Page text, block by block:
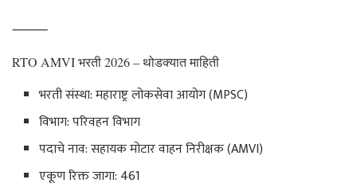
⸻
RTO AMVI भरती 2026 – थोडक्यात माहिती
भरती संस्था: महाराष्ट्र लोकसेवा आयोग (MPSC)
विभाग: परिवहन विभाग
पदाचे नाव: सहायक मोटार वाहन निरीक्षक (AMVI)
एकूण रिक्त जागा: 461